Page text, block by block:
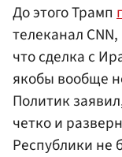
До этого Трамп
телеканал
что сделка с
якобы вообще
Политик
четко и
Республики не